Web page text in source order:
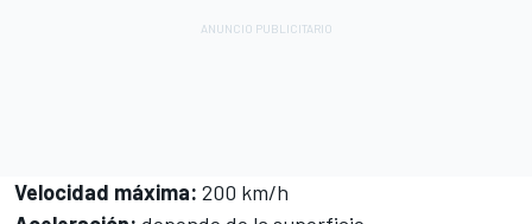
Velocidad máxima: 200 km/h